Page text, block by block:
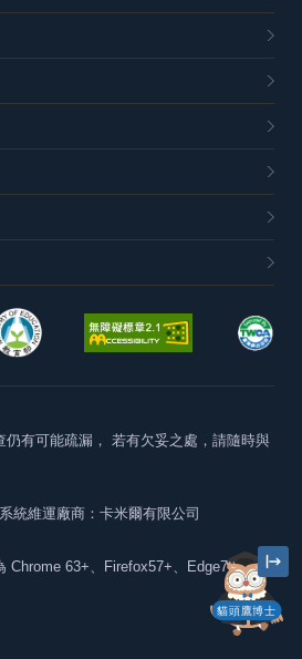
貓頭鷹博士
有可能疏漏， 若有欠妥之處，請隨時與
系統維運廠商：卡米爾有限公司
Chrome 63+、Firefox57+、Edge79+及